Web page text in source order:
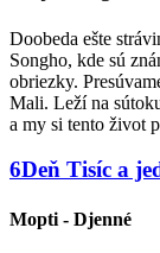
Doobeda ešte
Songho, kde sú
obriezky.
Mali. Leží na
a my si tento život
6Deň Tisíc a
Mopti - Djenné